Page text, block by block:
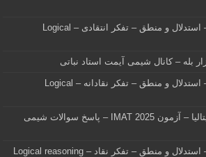
نمونه سوالات آیمت ایتالیا – استدلال و منطق – تفکر انتقادی – Logical
بله – کانال شیمی آیمت استاد نباتی
نمونه سوالات آیمت ایتالیا – استدلال و منطق – تفکر نقادانه – Logical
پاسخ سوالات آیمت ۲۰۲۵ ایتالیا – آزمون IMAT 2025 – پاسخ سوالات شیمی
نمونه سوالات آیمت ایتالیا – استدلال و منطق – تفکر نقاد – Logical reasoning